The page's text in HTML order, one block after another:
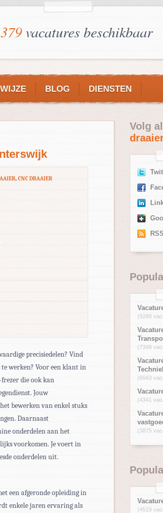
vacatures beschikbaar
BLOG DIENSTEN
, CNC DRAAIER
precisiedelen? Vind
werken? Voor een klant in
die ook kan
Jouw
bewerken van enkel stuks
Daarnaast
onderdelen aan het
voorkomen. Je voert in
onderdelen uit.
een afgeronde opleiding in
enkele jaren ervaring als
Volg
RSS
(9288
(7348
(6563
(4341
(3875
(4519